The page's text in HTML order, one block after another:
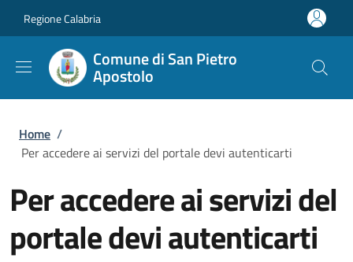
Regione Calabria
Comune di San Pietro
Apostolo
Briciole di pane
Home /
Per accedere ai servizi del portale devi autenticarti
Per accedere ai servizi del
portale devi autenticarti